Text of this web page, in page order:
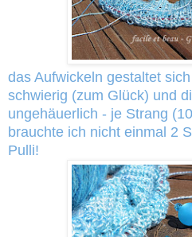
das Aufwickeln gestaltet
schwierig (zum Glück) und
ungehäuerlich - je Strang
brauchte ich nicht einmal 2
Pulli!